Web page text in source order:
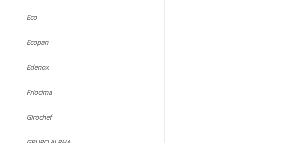
Eco
Ecopan
Edenox
Friocima
Girochef